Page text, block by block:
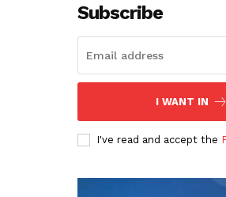
Subscribe
I WANT IN
I've read and accept the